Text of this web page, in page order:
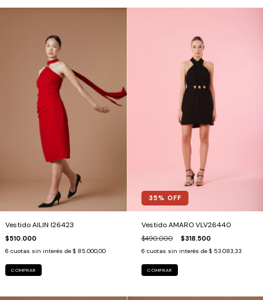
Vestido AILIN I26423
$510.000
6 cuotas sin interés de $ 85.000,00
COMPRAR
35% OFF
Vestido AMARO VLV26440
$490.000 $318.500
6 cuotas sin interés de $ 53.083,33
COMPRAR